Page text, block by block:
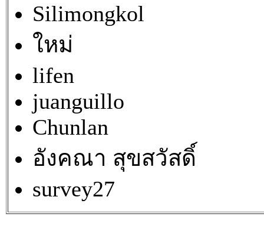
Silimongkol
ใหม่
lifen
juanguillo
Chunlan
อังคณา สุขสวัสดิ์
survey27